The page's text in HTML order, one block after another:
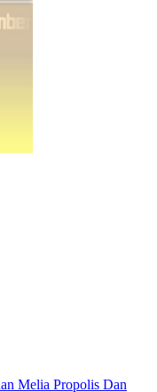
Melia Propolis Dan